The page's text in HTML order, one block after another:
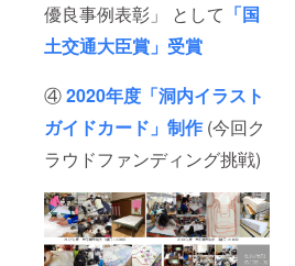
優良事例表彰」 として 「国
土交通大臣賞」受賞
④2020年度「洞内イラスト
ガイドカード」制作 (今回ク
ラウドファンディング挑戦)